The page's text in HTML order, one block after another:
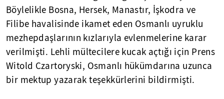
Böylelikle Bosna, Hersek, Manastır, İşkodra ve
Filibe havalisinde ikamet eden Osmanlı uyruklu
mezhepdaşlarının kızlarıyla evlenmelerine karar
verilmişti. Lehli mültecilere kucak açtığı için Prens
Witold Czartoryski, Osmanlı hükümdarına uzunca
bir mektup yazarak teşekkürlerini bildirmişti.